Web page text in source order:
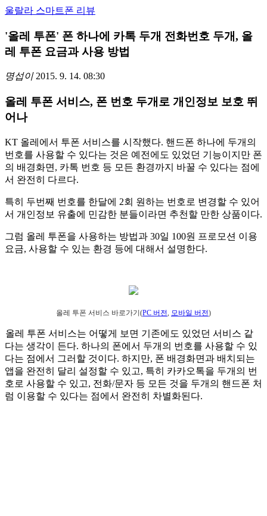
울랄라 스마트폰 리뷰
'올레 투폰' 폰 하나에 카톡 두개 전화번호 두개, 올
레 투폰 요금과 사용 방법
명섭이 2015. 9. 14. 08:30
올레 투폰 서비스, 폰 번호 두개로 개인정보 보호 뛰
어나
KT 올레에서 투폰 서비스를 시작했다. 핸드폰 하나에 두개의
번호를 사용할 수 있다는 것은 예전에도 있었던 기능이지만 폰
의 배경화면, 카톡 번호 등 모든 환경까지 바꿀 수 있다는 점에
서 완전히 다르다.
특히 두번째 번호를 한달에 2회 원하는 번호로 변경할 수 있어
서 개인정보 유출에 민감한 분들이라면 추천할 만한 상품이다.
그럼 올레 투폰을 사용하는 방법과 30일 100원 프로모션 이용
요금, 사용할 수 있는 환경 등에 대해서 설명한다.
올레 투폰 서비스 바로가기(PC 버전, 모바일 버전)
올레 투폰 서비스는 어떻게 보면 기존에도 있었던 서비스 같
다는 생각이 든다. 하나의 폰에서 두개의 번호를 사용할 수 있
다는 점에서 그러할 것이다. 하지만, 폰 배경화면과 배치되는
앱을 완전히 달리 설정할 수 있고, 특히 카카오톡을 두개의 번
호로 사용할 수 있고, 전화/문자 등 모든 것을 두개의 핸드폰 처
럼 이용할 수 있다는 점에서 완전히 차별화된다.